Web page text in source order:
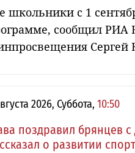
школьники с 1
сообщил РИА
Сергей
2026, Суббота, 10:50
поздравил брянцев
о развитии